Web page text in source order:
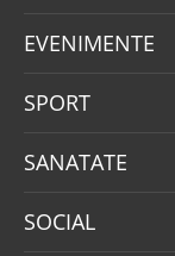
EVENIMENTE
SPORT
SANATATE
SOCIAL